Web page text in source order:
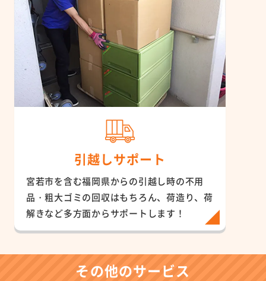
引越しサポート
宮若市を含む福岡県からの引越し時の不用
品・粗大ゴミの回収はもちろん、荷造り、荷
解きなど多方面からサポートします！
その他のサービス